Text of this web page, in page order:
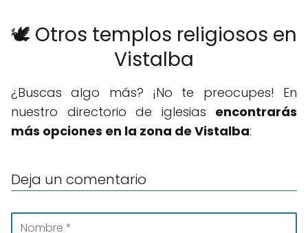
🕊️ Otros templos religiosos en
Vistalba
¿Buscas algo más? ¡No te preocupes! En
nuestro directorio de iglesias encontrarás
más opciones en la zona de Vistalba:
Deja un comentario